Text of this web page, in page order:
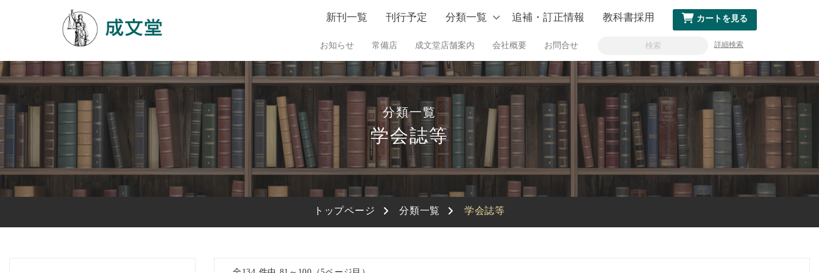
新刊一覧 刊行予定 分類一覧 追補・訂正情報 教科書採用 カートを見る
お知らせ 常備店 成文堂店舗案内 会社概要 お問合せ 詳細検索
分類一覧
学会誌等
トップページ 分類一覧 学会誌等